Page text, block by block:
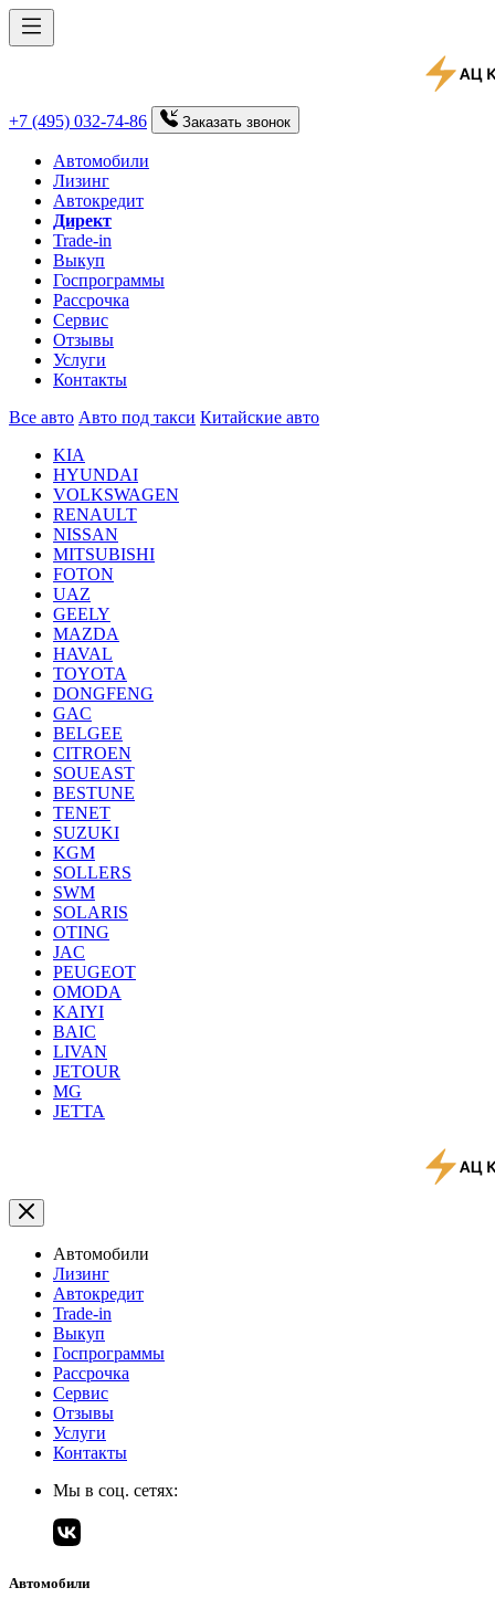
+7 (495) 032-74-86 Заказать звонок
Автомобили
Лизинг
Автокредит
Директ
Trade-in
Выкуп
Госпрограммы
Рассрочка
Сервис
Отзывы
Услуги
Контакты
Все авто Авто под такси Китайские авто
KIA
HYUNDAI
VOLKSWAGEN
RENAULT
NISSAN
MITSUBISHI
FOTON
UAZ
GEELY
MAZDA
HAVAL
TOYOTA
DONGFENG
GAC
BELGEE
CITROEN
SOUEAST
BESTUNE
TENET
SUZUKI
KGM
SOLLERS
SWM
SOLARIS
OTING
JAC
PEUGEOT
OMODA
KAIYI
BAIC
LIVAN
JETOUR
MG
JETTA
Автомобили
Лизинг
Автокредит
Trade-in
Выкуп
Госпрограммы
Рассрочка
Сервис
Отзывы
Услуги
Контакты
Мы в соц. сетях:
Автомобили